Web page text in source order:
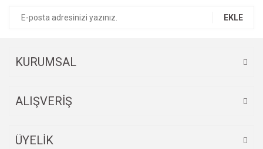
EKLE
KURUMSAL
ALIŞVERİŞ
ÜYELİK